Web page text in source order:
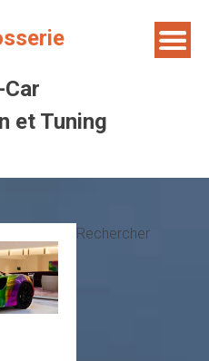
et Tuning
Rechercher